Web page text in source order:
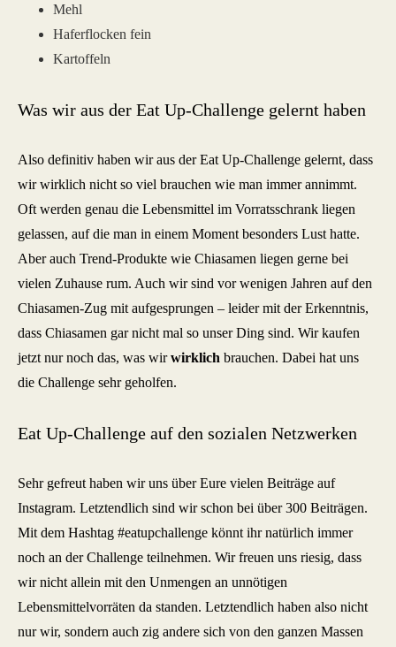
Mehl
Haferflocken fein
Kartoffeln
Was wir aus der Eat Up-Challenge gelernt haben
Also definitiv haben wir aus der Eat Up-Challenge gelernt, dass
wir wirklich nicht so viel brauchen wie man immer annimmt.
Oft werden genau die Lebensmittel im Vorratsschrank liegen
gelassen, auf die man in einem Moment besonders Lust hatte.
Aber auch Trend-Produkte wie Chiasamen liegen gerne bei
vielen Zuhause rum. Auch wir sind vor wenigen Jahren auf den
Chiasamen-Zug mit aufgesprungen – leider mit der Erkenntnis,
dass Chiasamen gar nicht mal so unser Ding sind. Wir kaufen
jetzt nur noch das, was wirwirklich brauchen. Dabei hat uns
die Challenge sehr geholfen.
Eat Up-Challenge auf den sozialen Netzwerken
Sehr gefreut haben wir uns über Eure vielen Beiträge auf
Instagram. Letztendlich sind wir schon bei über 300 Beiträgen.
Mit dem Hashtag #eatupchallenge könnt ihr natürlich immer
noch an der Challenge teilnehmen. Wir freuen uns riesig, dass
wir nicht allein mit den Unmengen an unnötigen
Lebensmittelvorräten da standen. Letztendlich haben also nicht
nur wir, sondern auch zig andere sich von den ganzen Massen